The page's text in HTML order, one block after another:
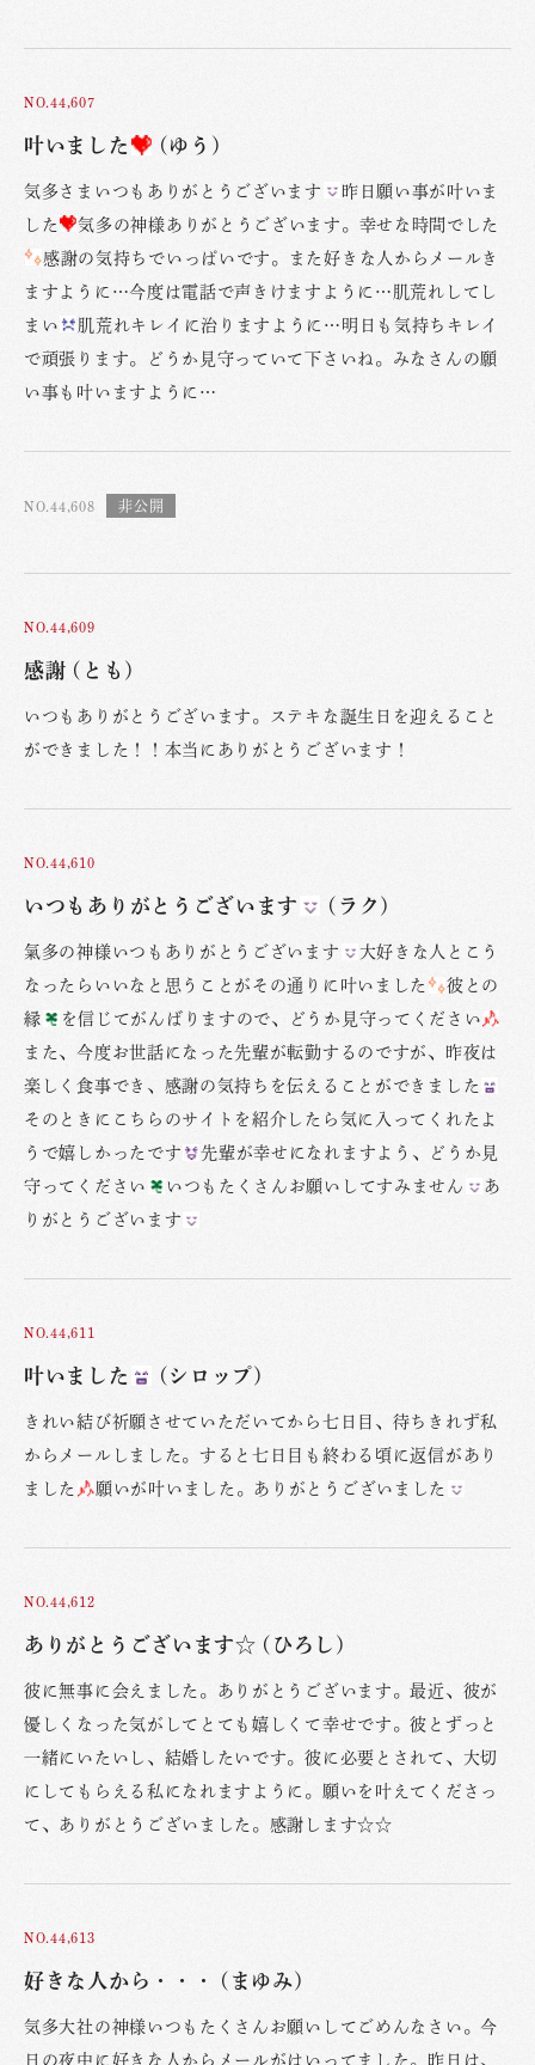
NO.44,607
叶いました (ゆう)
気多さまいつもありがとうございます
昨日願い事が叶いま
した
気多の神様ありがとうございます。幸せな時間でした
感謝の気持ちでいっぱいです。また好きな人からメールき
ますように…今度は電話で声きけますように…肌荒れしてし
まい
肌荒れキレイに治りますように…明日も気持ちキレイ
で頑張ります。どうか見守っていて下さいね。みなさんの願
い事も叶いますように…
NO.44,608
NO.44,609
感謝 (とも)
いつもありがとうございます。ステキな誕生日を迎えること
ができました！！本当にありがとうございます！
NO.44,610
いつもありがとうございます (ラク)
氣多の神様いつもありがとうございます
大好きな人とこう
なったらいいなと思うことがその通りに叶いました
彼との
縁
を信じてがんばりますので、どうか見守ってください
また、今度お世話になった先輩が転勤するのですが、昨夜は
楽しく食事でき、感謝の気持ちを伝えることができました
そのときにこちらのサイトを紹介したら気に入ってくれたよ
うで嬉しかったです
先輩が幸せになれますよう、どうか見
守ってください
いつもたくさんお願いしてすみません
あ
りがとうございます
NO.44,611
叶いました (シロップ)
きれい結び祈願させていただいてから七日目、待ちきれず私
からメールしました。すると七日目も終わる頃に返信があり
ました
願いが叶いました。ありがとうございました
NO.44,612
ありがとうございます☆ (ひろし)
彼に無事に会えました。ありがとうございます。最近、彼が
優しくなった気がしてとても嬉しくて幸せです。彼とずっと
一緒にいたいし、結婚したいです。彼に必要とされて、大切
にしてもらえる私になれますように。願いを叶えてくださっ
て、ありがとうございました。感謝します☆☆
NO.44,613
好きな人から・・・ (まゆみ)
気多大社の神様いつもたくさんお願いしてごめんなさい。今
日の夜中に好きな人からメールがはいってました。昨日は、